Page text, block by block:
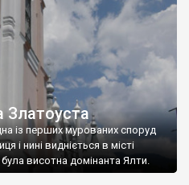
Златоуста
із перших мурованих споруд
і нині видніється в місті
висотна домінанта Ялти.